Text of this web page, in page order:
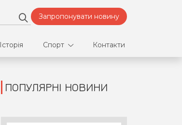
Запропонувати новину
Історія Спорт
Футбол
Контакти
ПОПУЛЯРНІ НОВИНИ